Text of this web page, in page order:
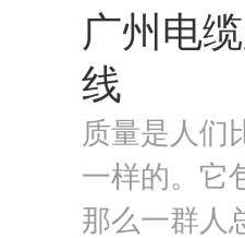
广州电
线
质量是人们
一样的。它
那么一群人